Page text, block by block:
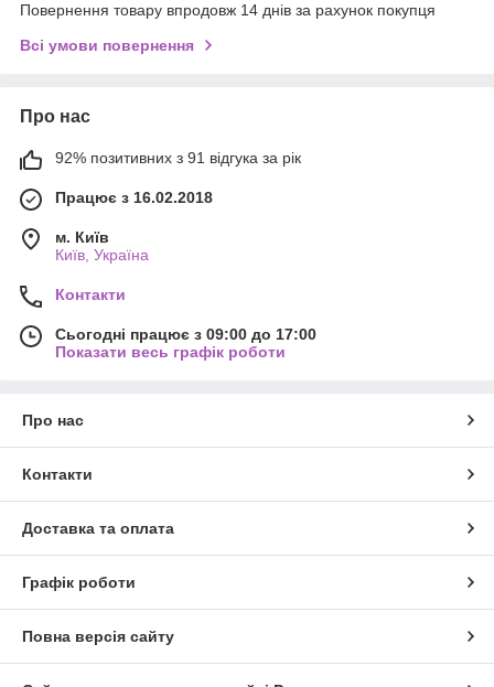
Повернення товару впродовж 14 днів за рахунок покупця
Всі умови повернення
Про нас
92% позитивних з 91 відгука за рік
Працює з 16.02.2018
м. Київ
Київ, Україна
Контакти
Сьогодні працює з 09:00 до 17:00
Показати весь графік роботи
Про нас
Контакти
Доставка та оплата
Графік роботи
Повна версія сайту